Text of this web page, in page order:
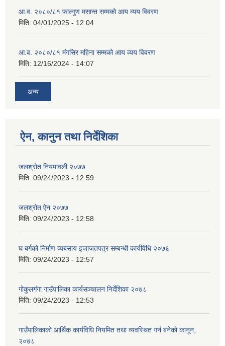
आ.व. २०८०/८१ फाल्गुण मसान्त सम्मको आय व्यय विवरण
मिति: 04/01/2025 - 12:04
आ.व. २०८०/८१ मंगसिर महिना सम्मको आय व्यय विवरण
मिति: 12/16/2024 - 14:07
अन्य
ऐन, कानुन तथा निर्देशिका
जलश्रोत नियमावली २०७७
मिति: 09/24/2023 - 12:59
जलश्रोत ऐन २०७७
मिति: 09/24/2023 - 12:58
घ बर्गको निर्माण व्यबसाय इजाजतपत्र सम्बन्धी कार्यविधि २०७६
मिति: 09/24/2023 - 12:57
गोकुलगंगा गाउँपालिका कार्यसञ्चालन निर्देशिका २०७८
मिति: 09/24/2023 - 12:53
गाउँपालिकाको आर्थिक कार्यविधि नियमित तथा व्यवस्थित गर्न बनेको कानून,
२०७८